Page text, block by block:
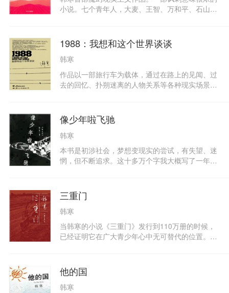
小说。七个青年人，大麦、王智、万和平、石山、
来到边远的一个叫“和平凤凰”的小村中，他们自愿
到村小学支教，同时运用自己的特长实现自己的理
想，他们研究枪支炸药，盖房种菜，还收留了被称
为“精神病”的歌手哈蕾，三陪女麦片，还有年迈的
植物学研究员刘小力以及他两条腿的狗，这些看似
不正常的一群人，建立了一个属于他们自己的离奇
界里寻找未来……
1988：我想和这个世界谈谈
韩寒
作品以一部旅行车为载体，通过在路上的见闻、过
去的回忆、扑朔迷离的人物关系等各种现实场景，
法律和道德的界限，但出发点也仅仅是希望在另一
侧找到信仰。韩寒是“叛逆的”，他“试图用能给世界
一些新意的眼光来看世界。试图寻找令人信服的价
值”。
像少年啦飞驰
韩寒
本书是初涉社会，梦想变现实的尝试，有失望、迷
惘，但不断追求。这十多万个字我大概写了一年左
一件事情。这仅仅是我的懒惰造成的而并不是什么
叙事风格或者文学技巧。在此先说清楚，免得到时
候有什么专家权威之类的说什么话弄得大家不知所
云……
三重门
韩寒
当韩寒的小说《三重门》发行到110万册的时候，
已经证明它在广大青少年心中无可替代的位置。同
一个修订的新版以资纪念。本新版通过作者的精心
酝酿打造，内容依旧幽默、丰富，而形式更具吸引
力。
他的国
韩寒